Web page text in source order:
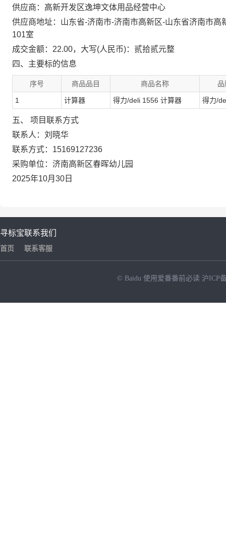
供应商：高新开发区逸坤文体用品经营中心
供应商地址：山东省-济南市-济南市高新区-山东省济南市
101室
成交金额：22.00，大写(人民币)：贰拾贰元整
四、主要标的信息
序号 商品品目 商品名称 品
1 计算器 得力/deli 1556 计算器 得力/
五、 项目联系方式
联系人：刘晓华
联系方式：15169127236
采购单位：济南高新区春晖幼儿园
2025年10月30日
寻标宝
首页
联系我们
联系客服
© Baidu 使用爱番番前必读 沪ICP